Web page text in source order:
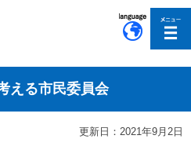
える市民委員会
更新日：2021年9月2日